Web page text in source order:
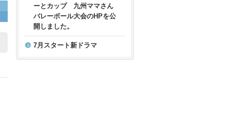
ーとカップ 九州ママさん
バレーボール大会のHPを公
開しました。
7月スタート新ドラマ